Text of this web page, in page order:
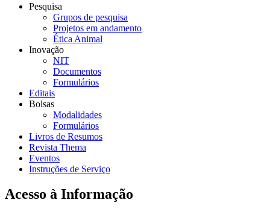
Pesquisa
Grupos de pesquisa
Projetos em andamento
Ética Animal
Inovação
NIT
Documentos
Formulários
Editais
Bolsas
Modalidades
Formulários
Livros de Resumos
Revista Thema
Eventos
Instruções de Serviço
Acesso à Informação